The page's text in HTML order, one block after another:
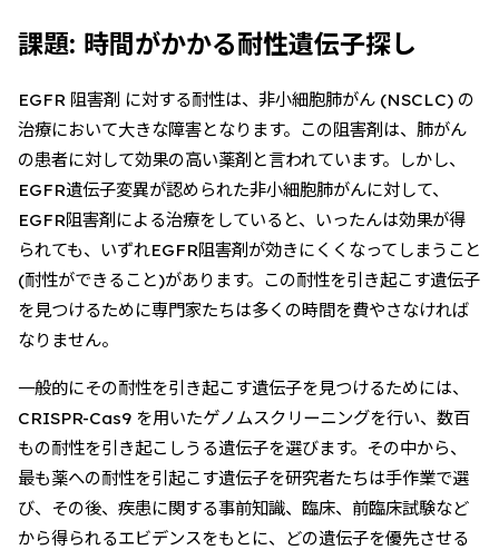
課題: 時間がかかる耐性遺伝子探し
EGFR 阻害剤 に対する耐性は、非小細胞肺がん (NSCLC) の
治療において大きな障害となります。この阻害剤は、肺がん
の患者に対して効果の高い薬剤と言われています。しかし、
EGFR遺伝子変異が認められた非小細胞肺がんに対して、
EGFR阻害剤による治療をしていると、いったんは効果が得
られても、いずれEGFR阻害剤が効きにくくなってしまうこと
(耐性ができること)があります。この耐性を引き起こす遺伝子
を見つけるために専門家たちは多くの時間を費やさなければ
なりません。
一般的にその耐性を引き起こす遺伝子を見つけるためには、
CRISPR-Cas9 を用いたゲノムスクリーニングを行い、数百
もの耐性を引き起こしうる遺伝子を選びます。その中から、
最も薬への耐性を引起こす遺伝子を研究者たちは手作業で選
び、その後、疾患に関する事前知識、臨床、前臨床試験など
から得られるエビデンスをもとに、どの遺伝子を優先させる